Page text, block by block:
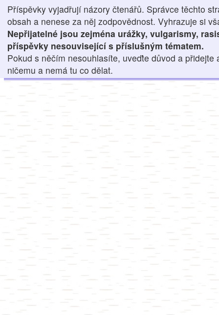
Příspěvky vyjadřují názory čtenářů. Správce těchto
obsah a nenese za něj zodpovědnost. Vyhrazuje si
Nepřijatelné jsou zejména urážky, vulgarismy,
příspěvky nesouvisející s příslušným tématem.
Pokud s něčím nesouhlasíte, uveďte důvod a přidejte
ničemu a nemá tu co dělat.